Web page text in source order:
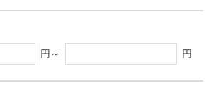
円～ 円